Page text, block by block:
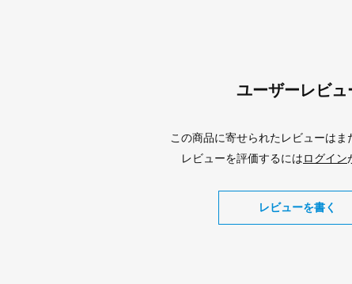
ユーザーレビュ
この商品に寄せられたレビューはま
レビューを評価するにはログイン
レビューを書く